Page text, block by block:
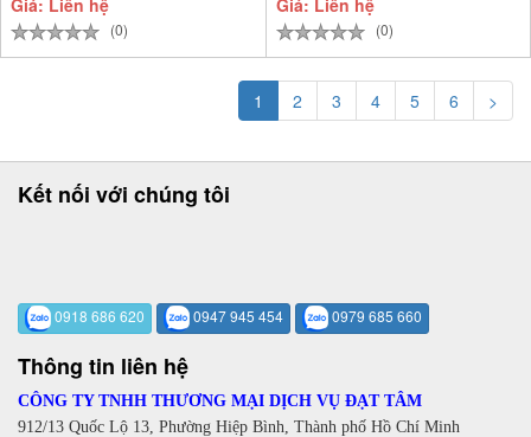
(0) (0)
1 2 3 4 5 6 >
Kết nối với chúng tôi
0918 686 620 0947 945 454 0979 685 660
Thông tin liên hệ
CÔNG TY TNHH THƯƠNG MẠI DỊCH VỤ ĐẠT TÂM
912/13 Quốc Lộ 13, Phường Hiệp Bình, Thành phố Hồ Chí Minh